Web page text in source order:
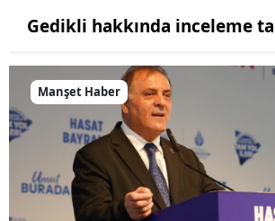
Gedikli hakkında inceleme
Manşet Haber